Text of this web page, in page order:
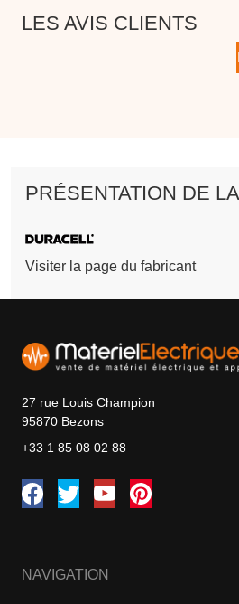
LES AVIS CLIENTS
PRÉSENTATION DE
Visiter la page du fabricant
27 rue Louis Champion
95870 Bezons
+33 1 85 08 02 88
NAVIGATION